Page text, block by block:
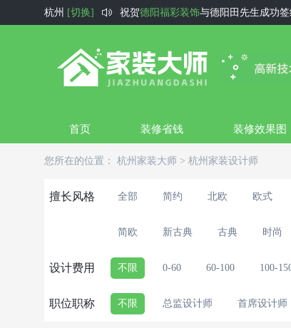
杭州 [切换]  祝贺德阳福彩装饰与德阳田先生成功
祝贺宇家装饰与东莞陈先生成功签约
祝贺 圆石装饰设计 与深圳李先生成功签
尚庭水韵 与运城王先生成功签约，
祝贺好风景装饰公司与阿克苏刘玉坤成
祝贺 瑧汇装饰与黔西南刘女士成功签约
首页 装修省钱 装修效果图
您所在的位置： 杭州家装大师 > 杭州家装设计师
擅长风格 全部 简约 北欧 欧式
简欧 新古典 古典 时尚
设计费用 不限 0-60 60-100 100-
职位职称 不限 总监设计师 首席设计师